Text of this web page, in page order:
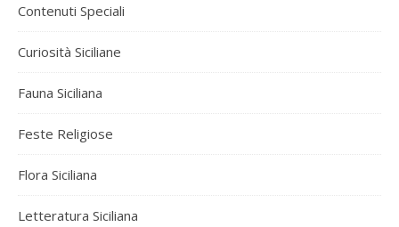
Contenuti Speciali
Curiosità Siciliane
Fauna Siciliana
Feste Religiose
Flora Siciliana
Letteratura Siciliana